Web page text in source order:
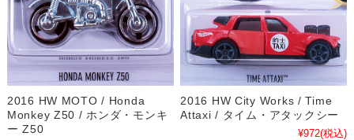
2016 HW MOTO / Honda
Monkey Z50 / ホンダ・モンキ
ー Z50
2016 HW City Works / Time
Attaxi / タイム・アタックシー
¥972(税込)